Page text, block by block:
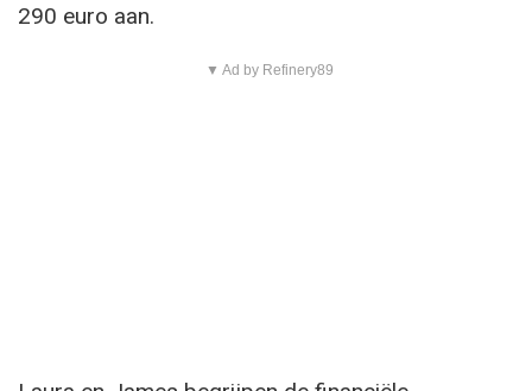
290 euro aan.
▼ Ad by Refinery89